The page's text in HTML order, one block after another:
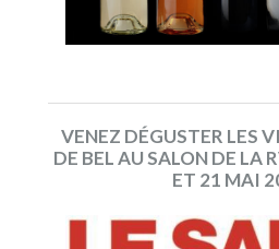
VENEZ DÉGUSTER LES
DE BEL AU SALON DE LA
ET 21 MAI